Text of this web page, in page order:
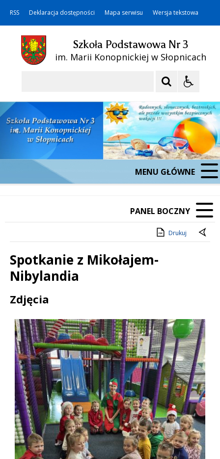
RSS Deklaracja dostępności Mapa serwisu Wersja tekstowa
Szkoła Podstawowa Nr 3
im. Marii Konopnickiej w Słopnicach
MENU GŁÓWNE
PANEL BOCZNY
Drukuj
Spotkanie z Mikołajem-
Nibylandia
Treść
Zdjęcia